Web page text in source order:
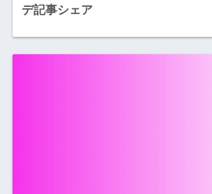
デ記事シェア